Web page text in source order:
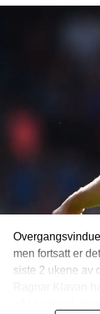
men fortsatt er
siste 2 ukene av